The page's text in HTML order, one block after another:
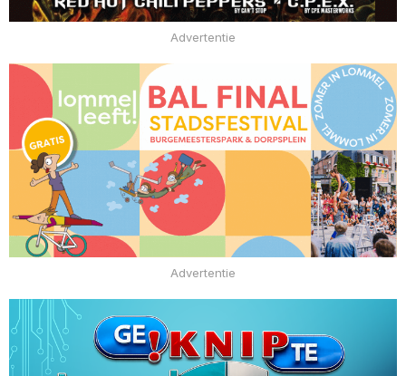
Advertentie
Advertentie